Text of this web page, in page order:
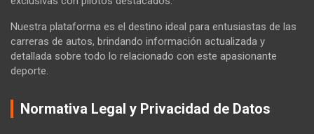
Nuestra plataforma es el destino ideal para entusiastas de las
carreras de autos, brindando información actualizada y
detallada sobre todo lo relacionado con este apasionante
deporte.
Normativa Legal y Privacidad de Datos